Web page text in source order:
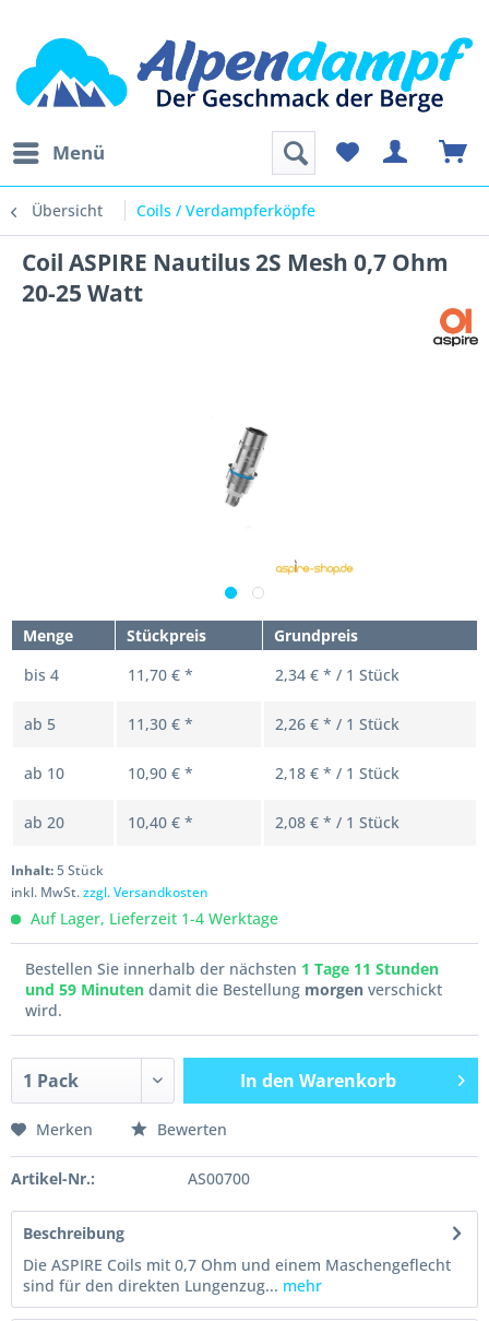
Menü
Übersicht Coils / Verdampferköpfe
Coil ASPIRE Nautilus 2S Mesh 0,7 Ohm
20-25 Watt
Menge Stückpreis
Grundpreis
bis 4 11,70 € * 2,34 € * / 1 Stück
ab 5 11,30 € * 2,26 € * / 1 Stück
ab 10 10,90 € * 2,18 € * / 1 Stück
ab 20 10,40 € * 2,08 € * / 1 Stück
Inhalt:5 Stück
inkl. MwSt.zzgl. Versandkosten
Auf Lager, Lieferzeit 1-4 Werktage
Bestellen Sie innerhalb der nächsten 1 Tage 11 Stunden
und 59 Minuten damit die Bestellung morgen verschickt
wird.
In den Warenkorb
Merken Bewerten
Artikel-Nr.: AS00700
Beschreibung
Die ASPIRE Coils mit 0,7 Ohm und einem Maschengeflecht
sind für den direkten Lungenzug... mehr